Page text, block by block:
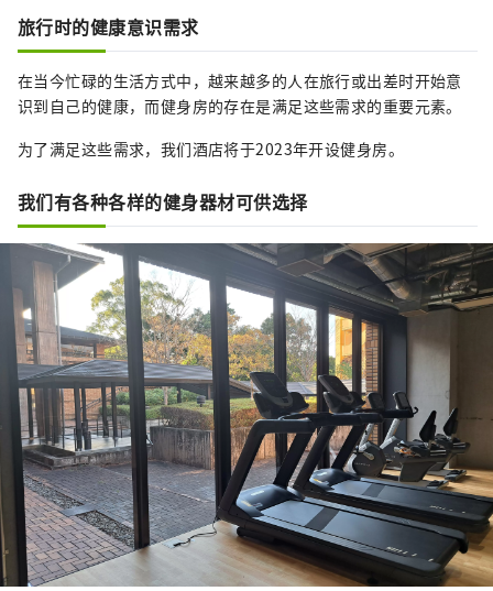
旅行时的健康意识需求
在当今忙碌的生活方式中，越来越多的人在旅行或出差时开始意
识到自己的健康，而健身房的存在是满足这些需求的重要元素。
为了满足这些需求，我们酒店将于2023年开设健身房。
我们有各种各样的健身器材可供选择